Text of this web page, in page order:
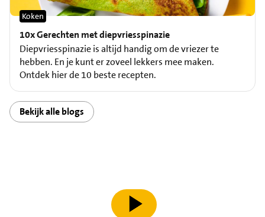
10x Gerechten met diepvriesspinazie
Koken
Diepvriesspinazie is altijd handig om de vriezer te
hebben. En je kunt er zoveel lekkers mee maken.
Ontdek hier de 10 beste recepten.
Bekijk alle blogs
speel video af